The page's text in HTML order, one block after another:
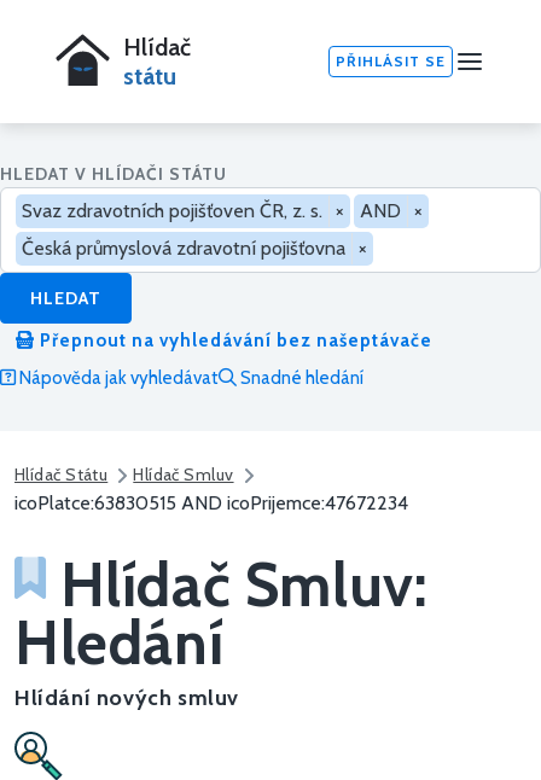
Hlídač
státu
PŘIHLÁSIT SE
HLEDAT V HLÍDAČI STÁTU
Svaz zdravotních pojišťoven ČR, z. s. × AND
×
Česká průmyslová zdravotní pojišťovna ×
HLEDAT
Přepnout na vyhledávání bez našeptávače
Nápověda jak vyhledávat
Snadné hledání
Hlídač Státu Hlídač Smluv
icoPlatce:63830515 AND icoPrijemce:47672234
Hlídač Smluv:
Hledání
Hlídání nových smluv